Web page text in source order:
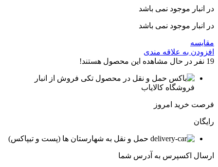
در انبار موجود نمی باشد
در انبار موجود نمی باشد
مقایسه
افزودن به علاقه مندی
19 نفر در حال مشاهده این محصول هستند!
فروش از انبار
فروشگاه کالایاب
فرصت خرید امروز
رایگان
حمل و نقل به شهارستان ها (پست و تیپاکس)
ارسال اکسپرس به آدرس شما